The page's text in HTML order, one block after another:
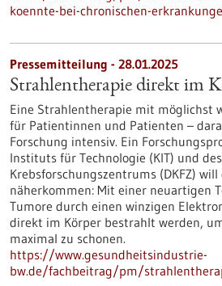
koennte-bei-chronischen-
Pressemitteilung - 28.01.2025
Strahlentherapie direkt im
Eine Strahlentherapie mit möglichst
für Patientinnen und Patienten –
Forschung intensiv. Ein
Instituts für Technologie (KIT) und
Krebsforschungszentrums (DKFZ) will
näherkommen: Mit einer neuartigen
Tumore durch einen winzigen
direkt im Körper bestrahlt werden,
maximal zu schonen.
https://www.gesundheitsindustrie-
bw.de/fachbeitrag/pm/